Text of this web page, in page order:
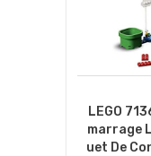
LEGO
Marrage
Uet De